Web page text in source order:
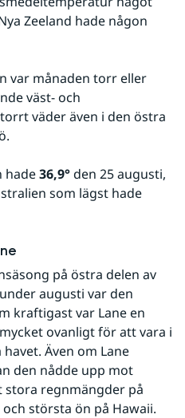
Zeeland hade någon
var månaden torr eller
väst- och
väder även i den östra
hade 36,9° den 25 augusti,
på östra delen av
augusti var den
kraftigast var Lane en
ovanligt för att vara i
Även om Lane
den nådde upp mot
stora regnmängder på
största ön på Hawaii.